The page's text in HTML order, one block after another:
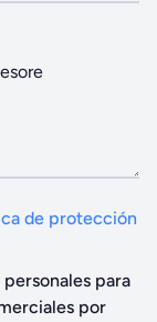
de protección
para
por